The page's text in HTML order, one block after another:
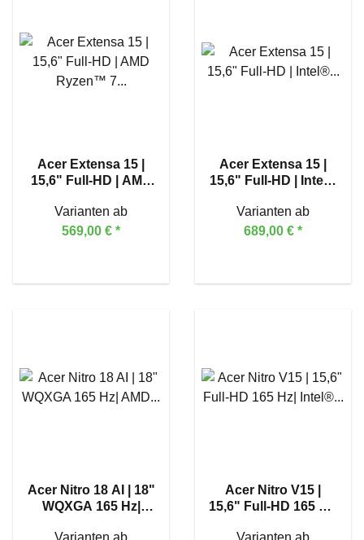
Acer Extensa 15 |
15,6" Full-HD | AMD
Varianten ab
569,00 € *
Acer Extensa 15 |
15,6" Full-HD | Intel®
Varianten ab
689,00 € *
Acer Nitro 18 AI | 18"
WQXGA 165 Hz|
Varianten ab
Acer Nitro V15 |
15,6" Full-HD 165 Hz|
Varianten ab